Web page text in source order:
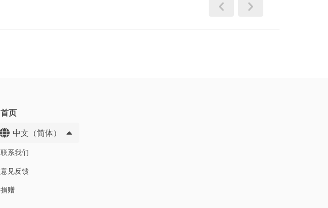
首页
中文（简体）
联系我们
意见反馈
捐赠